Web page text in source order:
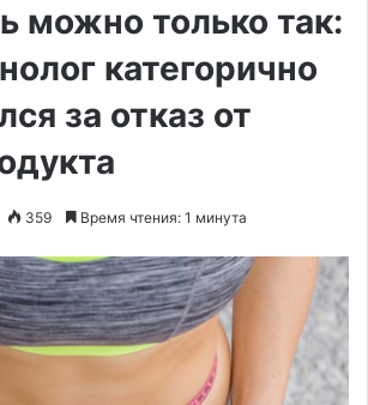
можно только так:
категорично
за отказ от
359 Время чтения: 1 минута